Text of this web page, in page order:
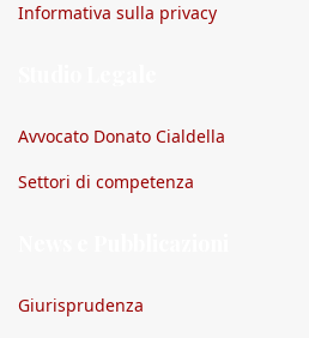
Informativa sulla privacy
Avvocato Donato Cialdella
Settori di competenza
Giurisprudenza